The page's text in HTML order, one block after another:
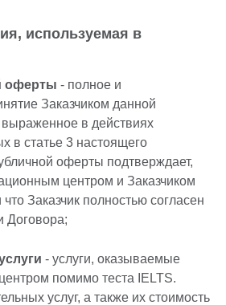
используемая в
оферты - полное и
Заказчиком данной
в действиях
в статье 3 настоящего
оферты подтверждает,
центром и Заказчиком
Заказчик полностью согласен
Договора;
- услуги, оказываемые
помимо теста IELTS.
услуг, а также их стоимость